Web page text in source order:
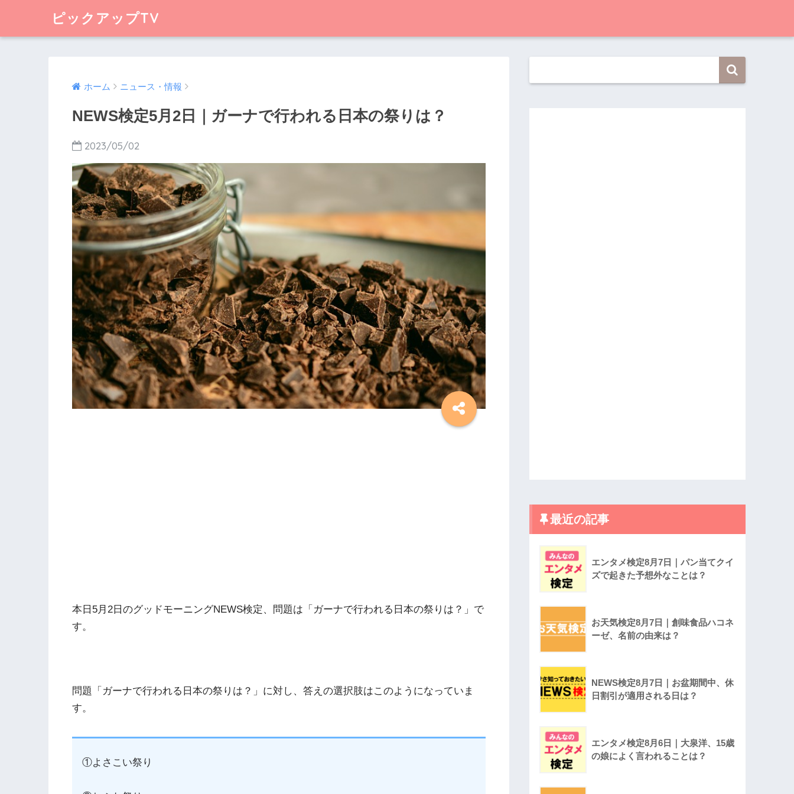
ピックアップTV
ホーム ニュース・情報
NEWS検定5月2日｜ガーナで行われる日本の祭りは？
2023/05/02
本日5月2日のグッドモーニングNEWS検定、問題は「ガーナで行われる日本の祭りは？」で
す。
問題「ガーナで行われる日本の祭りは？」に対し、答えの選択肢はこのようになっていま
す。
①よさこい祭り
最近の記事
エンタメ検定8月7日｜パン当てクイ
ズで起きた予想外なことは？
お天気検定8月7日｜創味食品ハコネ
ーゼ、名前の由来は？
NEWS検定8月7日｜お盆期間中、休
日割引が適用される日は？
エンタメ検定8月6日｜大泉洋、15歳
の娘によく言われることは？